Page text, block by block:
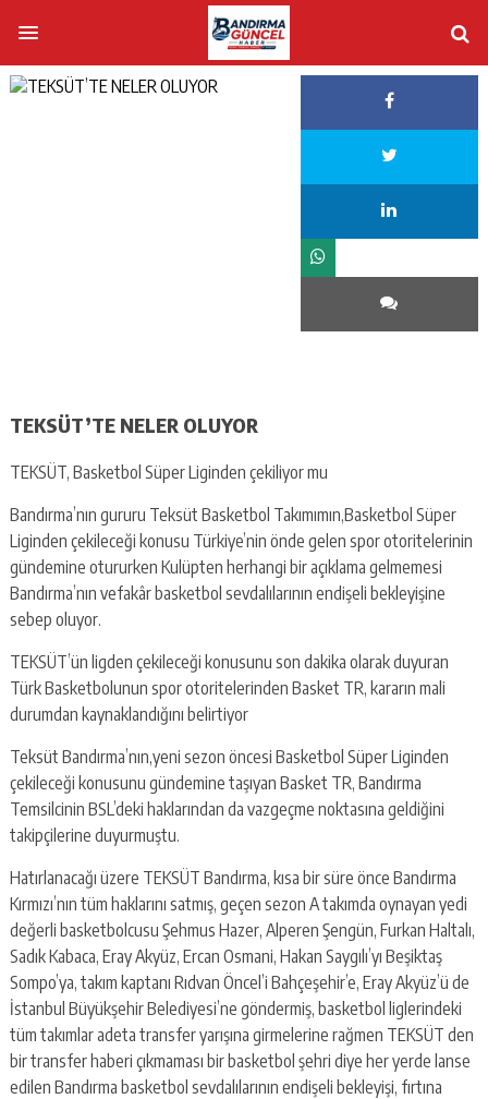
TEKSÜT’TE NELER OLUYOR
TEKSÜT, Basketbol Süper Liginden çekiliyor mu
Bandırma’nın gururu Teksüt Basketbol Takımımın,Basketbol Süper
Liginden çekileceği konusu Türkiye’nin önde gelen spor otoritelerinin
gündemine otururken Kulüpten herhangi bir açıklama gelmemesi
Bandırma’nın vefakâr basketbol sevdalılarının endişeli bekleyişine
sebep oluyor.
TEKSÜT’ün ligden çekileceği konusunu son dakika olarak duyuran
Türk Basketbolunun spor otoritelerinden Basket TR, kararın mali
durumdan kaynaklandığını belirtiyor
Teksüt Bandırma’nın,yeni sezon öncesi Basketbol Süper Liginden
çekileceği konusunu gündemine taşıyan Basket TR, Bandırma
Temsilcinin BSL’deki haklarından da vazgeçme noktasına geldiğini
takipçilerine duyurmuştu.
Hatırlanacağı üzere TEKSÜT Bandırma, kısa bir süre önce Bandırma
Kırmızı’nın tüm haklarını satmış, geçen sezon A takımda oynayan yedi
değerli basketbolcusu Şehmus Hazer, Alperen Şengün, Furkan Haltalı,
Sadık Kabaca, Eray Akyüz, Ercan Osmani, Hakan Saygılı’yı Beşiktaş
Sompo’ya, takım kaptanı Rıdvan Öncel’i Bahçeşehir’e, Eray Akyüz’ü de
İstanbul Büyükşehir Belediyesi’ne göndermiş, basketbol liglerindeki
tüm takımlar adeta transfer yarışına girmelerine rağmen TEKSÜT den
bir transfer haberi çıkmaması bir basketbol şehri diye her yerde lanse
edilen Bandırma basketbol sevdalılarının endişeli bekleyişi, fırtına